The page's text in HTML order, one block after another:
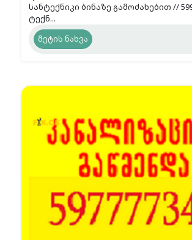
სანტექნიკი ბინაზე გამოძახებით //
ტექნ...
მეტის ნახვა